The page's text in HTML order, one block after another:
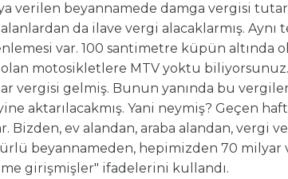
verilen beyannamede damga vergisi
da ilave vergi alacaklarmış.
var. 100 santimetre küpün altında
motosikletlere MTV yoktu
vergisi gelmiş. Bunun yanında bu
aktarılacakmış. Yani neymiş? Geçen
Bizden, ev alandan, araba alandan, vergi
beyannameden, hepimizden 70
girişmişler" ifadelerini kullandı.